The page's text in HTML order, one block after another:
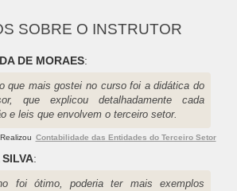
SOBRE O INSTRUTOR
DE MORAES:
que mais gostei no curso foi a didática do
que explicou detalhadamente cada
e leis que envolvem o terceiro setor.
Realizou Contabilidade das Entidades do Terceiro Setor
:
foi ótimo, poderia ter mais exemplos